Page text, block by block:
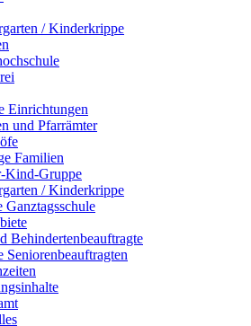
/ Kinderkrippe
Einrichtungen
und Pfarrämter
Familien
Kind-Gruppe
/ Kinderkrippe
Ganztagsschule
Behindertenbeauftragte
Seniorenbeauftragten